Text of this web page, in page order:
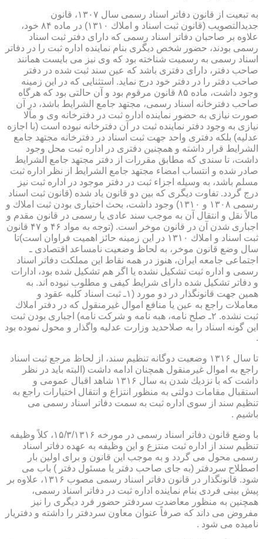
به تبعیت از قانون دفاتر اسناد رسمی سال ۱۳۰۷، قانون
جدیدالتصویب (قانون ثبت اسناد و املاك ۱۳۱۰) در ماده ۸۴ خود،
علاوه بر صاحبان دفاتر اسناد رسمی كه دارای دفتر ثبت اسناد
رسمی بودند، حضور شخص دیگری بنام نماینده اداره ثبت را در دفاتر
اسناد رسمی به رسمیت شناخته بود كه وی نیز می بایست همانند
صاحب دفتر، دارای دفتری باشد كه عین سند ثبت شده در دفتر
صاحب دفتر را در دفتر خود درج نماید. استثنایی كه در این زمینه
وجود داشت، ماده ۸۵ قانون مرقوم بود و آن حالتی بود كه هرگاه
صاحب دفترخانه اسناد رسمی، مجتهد جامع الشرایط باشد، در آن
صورت نیازی به حضور نماینده اداره ثبت در دفترخانه وی و مآلا
نیازی به وجود دفتر نماینده ثبت در آن دفترخانه نبوده است (با اجازه
عدلیه) بلكه دفتری واحد جهت ثبت اسناد در دفترخانه مجتهد جامع
الشرایط قرار داشته و همچنین دفتری در اداره ثبت محل وجود
داشت، تا سندی كه مطابق مقررات از دفتر مجتهد جامع الشرایط
صادر شده و انتساب امضاء مجتهد جامع الشرایط از نظر اداره ثبت
مسلم باشد، به وسیله اجزاء ثبت در دفتر موجود در اداره ثبت نیز
درج گردد. تفاوت دیگری كه بین دو قانون یاد شده (قانون ثبت اسناد
رسمی ۱۳۰۸ و ۱۳۱۰) وجود داشت، بحث اختیاری بودن ثبت املاك و
مالاً نقل و انتقال آن به موجب سند عادی یا رسمی در قانون مقدم و
اجباری شدن آن در قانون موخر است. (توجه به مواد ۴۶ و ۴۷ قانون
ثبت اسناد و املاك ۱۳۱۰ در این زمینه حائز اهمیت فراوان است)تا
سال وضع قانون موخر، به لحاظ وضعیت نامساعد اقتصادی ـ
اجتماعی جامعه ایران، هنوز در همه نقاط این مملكت دفاتر اسناد
رسمی و اداره ثبت تشكیل نشده یا اگر هم تشكیل شده بود، ادارات
و دفاتر تشكیل شده دارای شرایط كیفی و مطلوب نبوده اند. به
همین جهت قانونگذار در دو مورد (۱ـ ثبت اسناد كلیه عقود و
معاملات راجع به عین یا منافع اموال غیرمنقول كه در دفتر املاك
ثبت نشده. ۲ـ صلح نامه، هبه نامه و شركت نامه) اجباری بودن ثبت
این گونه اسناد را به صلاحدید وزارت عدلیه واگذار و محول نموده بود
.
تا سال ۱۳۱۶ وضعیت دوگانه تنظیم سند، از لحاظ مرجع ثبت اسناد
راجع به اموال غیرمنقول همچنان ادامه داشت (البته باید در نظر
داشت كه با نزدیك شدن به سال ۱۳۱۶ شاهد اقبال عمومی و
استقبال مقامات دولتی به منظور انتزاع و انتقال اختیارات راجع به
تنظیم سند از سوی اداره ثبت به سمت دفاتر اسناد رسمی می
باشیم .
با وضع قانون دفاتر اسناد رسمی در مورخه ۱۵/۳/۱۳۱۶، كلاً وظیفه
تنظیم سند از اداره ثبت منتزع و این وظیفه به عهده دفاتر اسناد
رسمی محول می گردد و به موجب این قانون و برای اولین بار
اصطلاح سردفتر (به جای صاحب دفتر یا مسئول دفتر ) باب می
شود. قانونگذار در قانون دفاتر اسناد رسمی مصوب ۱۳۱۶، علاوه بر
پیش بینی فردی بنام نماینده اداره ثبت در دفاتر اسناد رسمی،
همچنین به منظور معاضدت سردفتر حضور فرد دیگری را نیز
مفروض می داند كه صرفاً عنوان معاون سردفتر را داشته و دفتریار
نامیده می شود .